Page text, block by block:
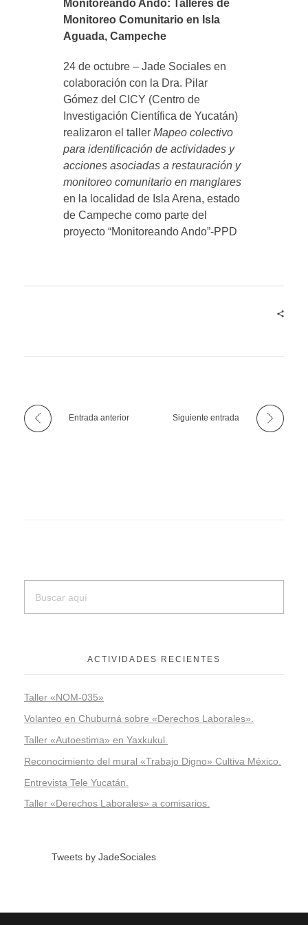
Monitoreando Ando: Talleres de
Monitoreo Comunitario en Isla
Aguada, Campeche
24 de octubre – Jade Sociales en
colaboración con la Dra. Pilar
Gómez del CICY (Centro de
Investigación Científica de Yucatán)
realizaron el taller Mapeo colectivo
para identificación de actividades y
acciones asociadas a restauración y
monitoreo comunitario en manglares
en la localidad de Isla Arena, estado
de Campeche como parte del
proyecto “Monitoreando Ando”-PPD
Entrada anterior Siguiente entrada
ACTIVIDADES RECIENTES
Taller «NOM-035»
Volanteo en Chuburná sobre «Derechos Laborales».
Taller «Autoestima» en Yaxkukul.
Reconocimiento del mural «Trabajo Digno» Cultiva México.
Entrevista Tele Yucatán.
Taller «Derechos Laborales» a comisarios.
Tweets by JadeSociales